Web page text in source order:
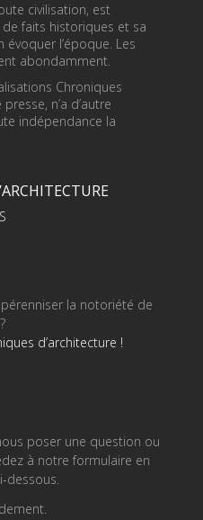
civilisation, est
faits historiques et sa
l’époque. Les
abondamment.
Chroniques
n’a d’autre
indépendance la
la notoriété de
d’architecture !
poser une question ou
à notre formulaire en
dessous.